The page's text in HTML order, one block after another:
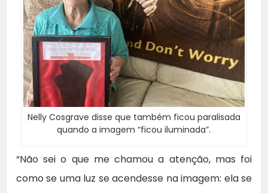
Nelly Cosgrave disse que também ficou paralisada
quando a imagem “ficou iluminada”.
“Não sei o que me chamou a atenção, mas foi
como se uma luz se acendesse na imagem: ela se